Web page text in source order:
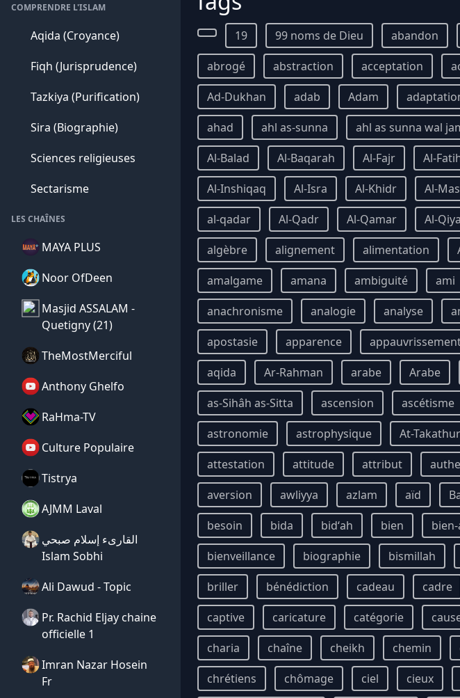
COMPRENDRE L'ISLAM
Aqida (Croyance)
Fiqh (Jurisprudence)
Tazkiya (Purification)
Sira (Biographie)
Sciences religieuses
Sectarisme
LES CHAÎNES
MAYA PLUS
Noor OfDeen
Masjid ASSALAM -
Quetigny (21)
TheMostMerciful
Anthony Ghelfo
RaHma-TV
Culture Populaire
Tistrya
AJMM Laval
القارىء إسلام صبحي
Islam Sobhi
Ali Dawud - Topic
Pr. Rachid Eljay chaine
officielle 1
Imran Nazar Hosein
Fr
19 99 noms de Dieu abandon
abrogé
abstraction acceptation
Ad-Dukhan
adab Adam
ahad
ahl as-sunna ahl as sunna wal
Al-Balad
Al-Baqarah Al-Fajr Al-
Al-Inshiqaq
Al-Isra Al-Khidr Al-
al-qadar
Al-Qadr Al-Qamar Al-
algèbre
alignement alimentation
amalgame
amana ambiguité ami
anachronisme
analogie analyse
apostasie
apparence
aqida
Ar-Rahman arabe Arabe
as-Sihâh as-Sitta
ascension ascétisme
astronomie
astrophysique At-Takathur
attestation
attitude attribut
aversion
awliyya azlam aïd
besoin
bida bidʻah bien
bienveillance
biographie bismillah
briller
bénédiction cadeau cadre
captive
caricature catégorie
charia
chaîne cheikh chemin
chrétiens
chômage ciel cieux